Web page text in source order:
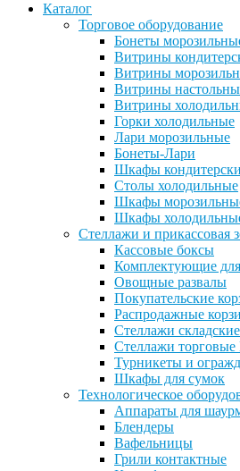
Каталог
Торговое оборудование
Бонеты
Витрины
Витрины
Витрины
Витрины
Горки холодильные
Лари морозильные
Бонеты-Лари
Шкафы
Столы холодильные
Шкафы
Шкафы
Стеллажи и прикассовая
Кассовые боксы
Комплектующие
Овощные развалы
Покупательские
Распродажные
Стеллажи
Стеллажи
Турникеты и
Шкафы для сумок
Технологическое
Аппараты для
Блендеры
Вафельницы
Грили контактные